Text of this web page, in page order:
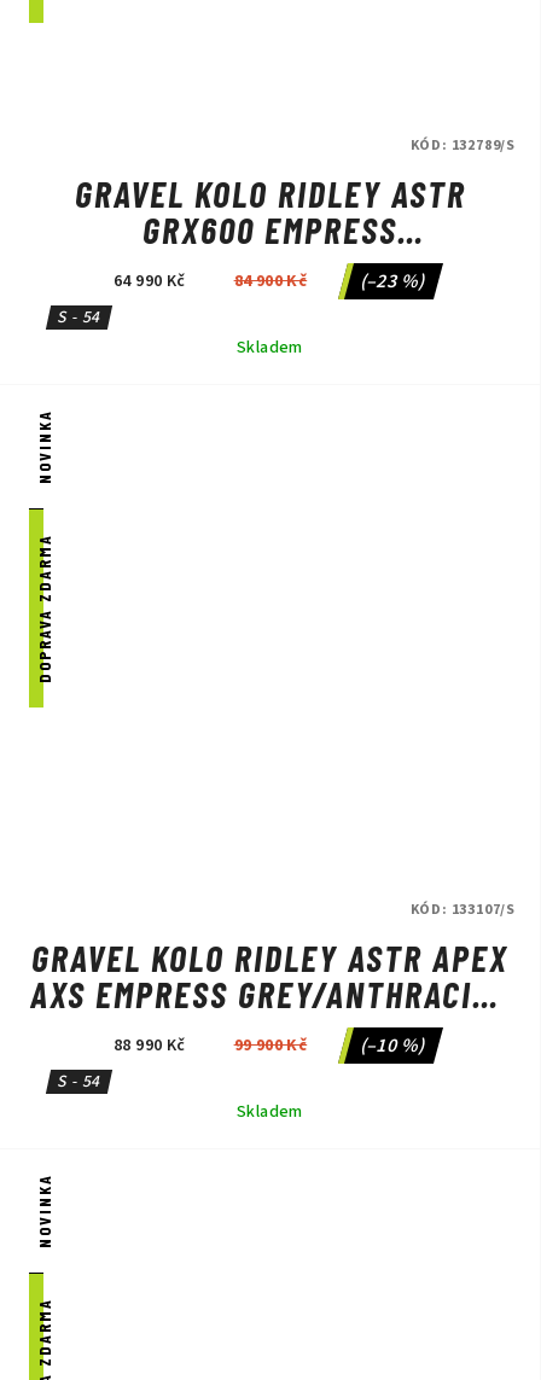
GRAVEL KOLO RIDLEY ASTR
GRX600 EMPRESS
GREY/ANTHRACITE METALLIC
64 990 Kč 84 900 Kč (–23 %)
S - 54
Skladem
KÓD: 132789/S
NOVINKA
DOPRAVA ZDARMA
GRAVEL KOLO RIDLEY ASTR APEX
AXS EMPRESS GREY/ANTHRACITE
METALLIC
88 990 Kč 99 900 Kč (–10 %)
S - 54
Skladem
KÓD: 133107/S
NOVINKA